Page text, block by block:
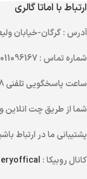
ارتباط با اماتا گالری
آدرس: گرگان-خیابان ولیعصر-
شماره تماس: 09011096167
ساعت پاسخگویی تلفنی
شما از طریقچت انلاین
پشتیبانی ما در ارتباط
کانال روبیکا :